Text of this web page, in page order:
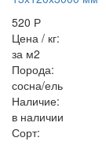
520 Р
Цена / кг:
за м2
Порода:
сосна/ель
Наличие:
в наличии
Сорт: